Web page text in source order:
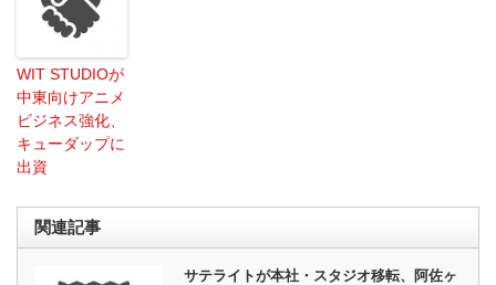
WIT STUDIOが
中東向けアニメ
ビジネス強化、
キューダップに
出資
関連記事
サテライトが本社・スタジオ移転、阿佐ヶ